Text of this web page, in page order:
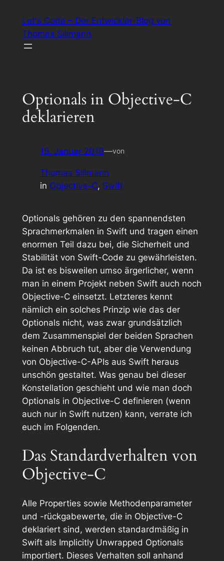
Inhalt
springen
Let's Code – Der Entwickler-Blog von
Thomas Sillmann
Optionals in Objective-C
deklarieren
15. Januar 2019—von
Thomas Sillmann
in Objective-C, Swift
Optionals gehören zu den spannendsten
Sprachmerkmalen in Swift und tragen einen
enormen Teil dazu bei, die Sicherheit und
Stabilität von Swift-Code zu gewährleisten.
Da ist es bisweilen umso ärgerlicher, wenn
man in einem Projekt neben Swift auch noch
Objective-C einsetzt. Letzteres kennt
nämlich ein solches Prinzip wie das der
Optionals nicht, was zwar grundsätzlich
dem Zusammenspiel der beiden Sprachen
keinen Abbruch tut, aber die Verwendung
von Objective-C-APIs aus Swift heraus
unschön gestaltet. Was genau bei dieser
Konstellation geschieht und wie man doch
Optionals in Objective-C definieren (wenn
auch nur in Swift nutzen) kann, verrate ich
euch im Folgenden.
Das Standardverhalten von
Objective-C
Alle Properties sowie Methodenparameter
und -rückgabewerte, die in Objective-C
deklariert sind, werden standardmäßig in
Swift als Implicitly Unwrapped Optionals
importiert. Dieses Verhalten soll anhand